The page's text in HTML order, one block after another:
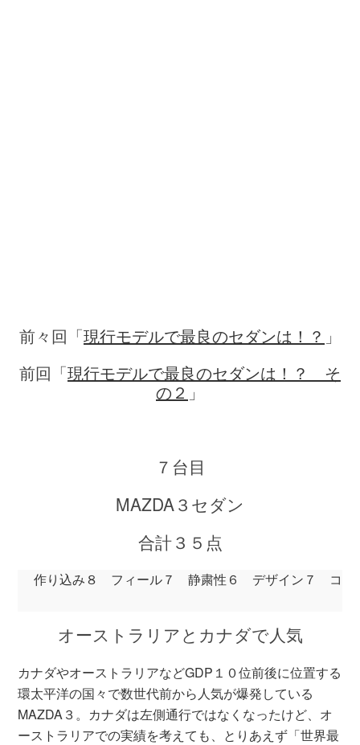
前々回「現行モデルで最良のセダンは！？ 」
前回「現行モデルで最良のセダンは！？ そ
の２ 」
７台目
MAZDA３セダン
合計３５点
作り込み８　フィール７　静粛性６　デザイン７　コス
オーストラリアとカナダで人気
カナダやオーストラリアなどGDP１０位前後に位置する
環太平洋の国々で数世代前から人気が爆発している
MAZDA３。カナダは左側通行ではなくなったけど、オ
ーストラリアでの実績を考えても、とりあえず「世界最